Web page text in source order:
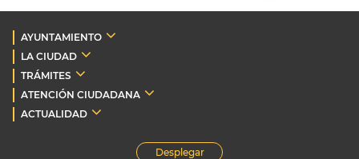
AYUNTAMIENTO
LA CIUDAD
TRÁMITES
ATENCIÓN CIUDADANA
ACTUALIDAD
Desplegar